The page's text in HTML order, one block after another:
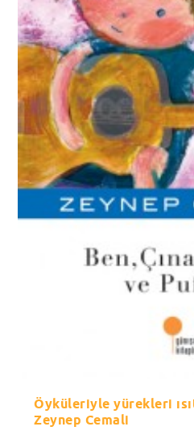
Öyküleriyle yürekleri
Zeynep Cemali